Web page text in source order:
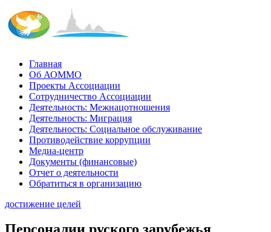
Главная
Об АОММО
Проекты Ассоциации
Сотрудничество Ассоциации
Деятельность: Межнацотношения
Деятельность: Миграция
Деятельность: Социальное обслуживание
Противодействие коррупции
Медиа-центр
Документы (финансовые)
Отчет о деятельности
Обратиться в организацию
достижение целей